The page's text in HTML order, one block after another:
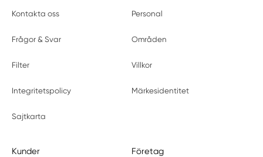
Kontakta oss Personal
Frågor & Svar Områden
Filter Villkor
Integritetspolicy Märkesidentitet
Sajtkarta
Kunder Företag